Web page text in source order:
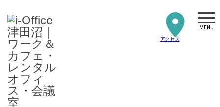
アクセス
MENU